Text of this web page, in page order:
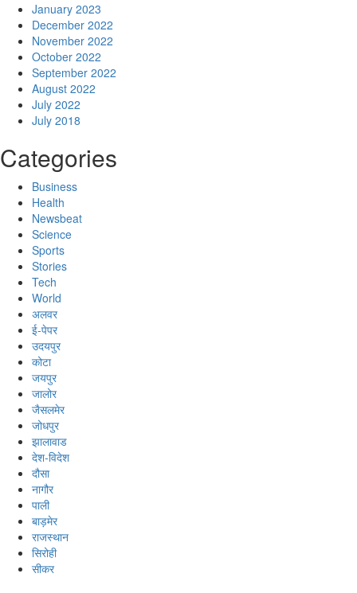
January 2023
December 2022
November 2022
October 2022
September 2022
August 2022
July 2022
July 2018
Categories
Business
Health
Newsbeat
Science
Sports
Stories
Tech
World
अलवर
ई-पेपर
उदयपुर
कोटा
जयपुर
जालोर
जैसलमेर
जोधपुर
झालावाड
देश-विदेश
दौसा
नागौर
पाली
बाड़मेर
राजस्थान
सिरोही
सीकर